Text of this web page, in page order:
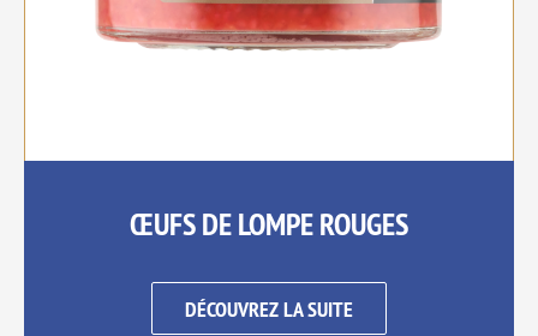
ŒUFS DE LOMPE ROUGES
DÉCOUVREZ LA SUITE